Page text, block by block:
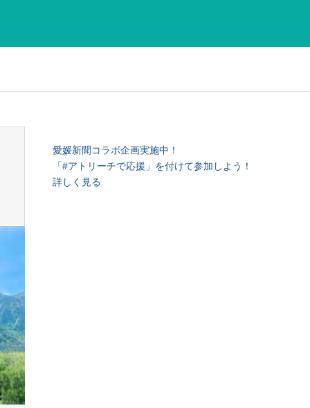
愛媛新聞コラボ企画実施中！
「#アトリーチで応援」を付けて参加しよう！
詳しく見る